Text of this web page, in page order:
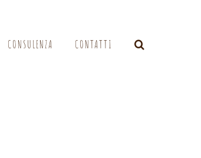
CONSULENZA CONTATTI